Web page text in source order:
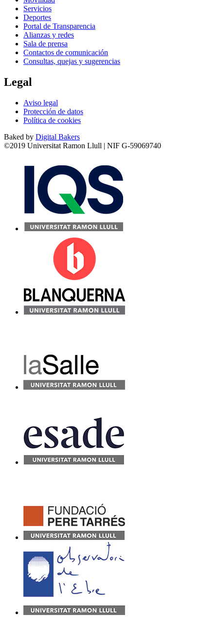
Servicios
Deportes
Portal de Transparencia
Alianzas y redes
Sala de prensa
Contactos de comunicación
Consultas, quejas y sugerencias
Legal
Aviso legal
Protección de datos
Política de cookies
Baked by Digital Bakers
©2019 Universitat Ramon Llull | NIF G-59069740